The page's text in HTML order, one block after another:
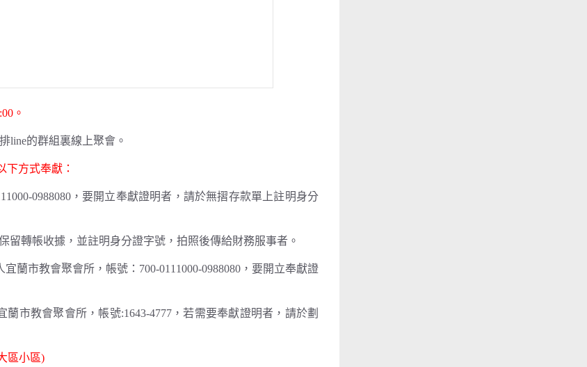
。
line的群組裏線上聚會。
下方式奉獻：
0988080，要開立奉獻證明者，請於無摺存款單上註明身分
留轉帳收據，並註明身分證字號，拍照後傳給財務服事者。
蘭市教會聚會所，帳號：700-0111000-0988080，要開立奉獻證
市教會聚會所，帳號:1643-4777，若需要奉獻證明者，請於劃
區小區)